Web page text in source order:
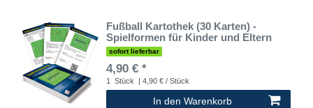
Fußball Kartothek (30 Karten) -
Spielformen für Kinder und Eltern
sofort lieferbar
4,90 € *
1 Stück | 4,90 € / Stück
In den Warenkorb